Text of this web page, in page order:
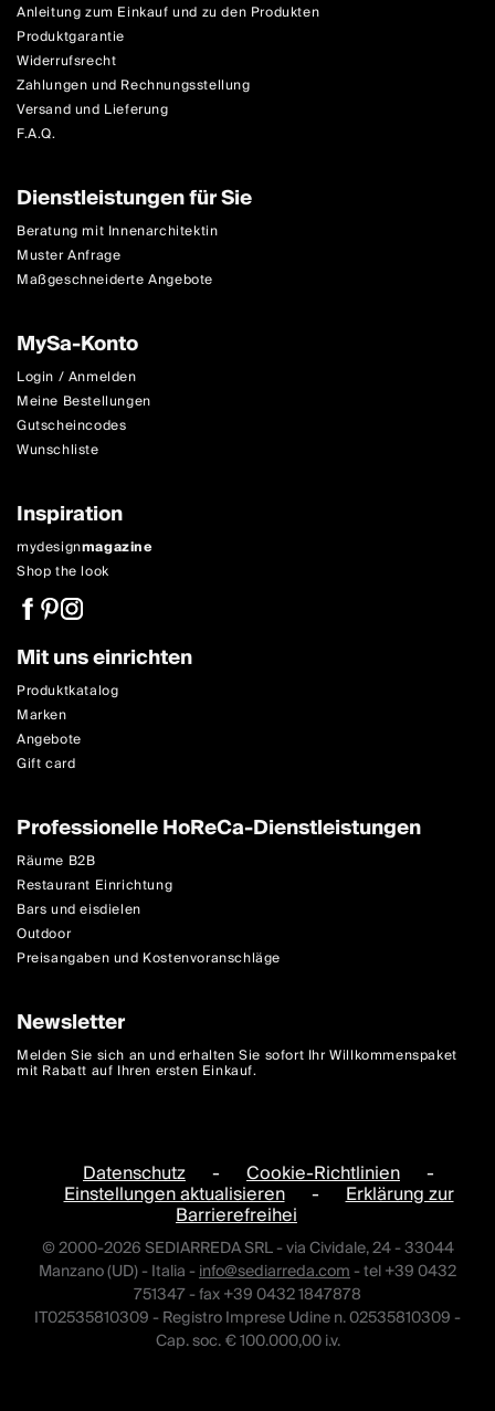
Anleitung zum Einkauf und zu den Produkten
Produktgarantie
Widerrufsrecht
Zahlungen und Rechnungsstellung
Versand und Lieferung
F.A.Q.
Dienstleistungen für Sie
Beratung mit Innenarchitektin
Muster Anfrage
Maßgeschneiderte Angebote
MySa-Konto
Login / Anmelden
Meine Bestellungen
Gutscheincodes
Wunschliste
Inspiration
mydesignmagazine
Shop the look
Mit uns einrichten
Produktkatalog
Marken
Angebote
Gift card
Professionelle HoReCa-Dienstleistungen
Räume B2B
Restaurant Einrichtung
Bars und eisdielen
Outdoor
Preisangaben und Kostenvoranschläge
Newsletter
Melden Sie sich an und erhalten Sie sofort Ihr Willkommenspaket
mit Rabatt auf Ihren ersten Einkauf.
Datenschutz - Cookie-Richtlinien -
Einstellungen aktualisieren - Erklärung zur
Barrierefreihei
© 2000-2026 SEDIARREDA SRL - via Cividale, 24 - 33044
Manzano (UD) - Italia -info@sediarreda.com- tel +39 0432
751347 - fax +39 0432 1847878
IT02535810309 - Registro Imprese Udine n. 02535810309 -
Cap. soc. € 100.000,00 i.v.